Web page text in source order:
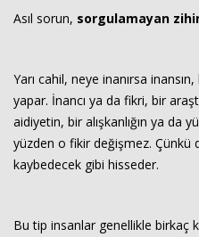
Asıl sorun, sorgulamayan
Yarı cahil, neye inanırsa
yapar. İnancı ya da fikri, bir
aidiyetin, bir alışkanlığın ya da
yüzden o fikir değişmez. Çünkü
kaybedecek gibi hisseder.
Bu tip insanlar genellikle birkaç